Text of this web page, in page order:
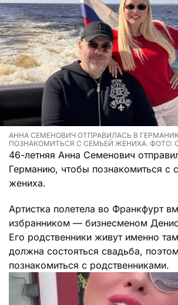
АННА СЕМЕНОВИЧ ОТПРАВИЛАСЬ В
ПОЗНАКОМИТЬСЯ С СЕМЬЕЙ ЖЕНИХА. ФОТО:
46-летняя Анна Семенович
Германию, чтобы познакомиться с
жениха.
Артистка полетела во Франкфурт
избранником — бизнесменом
Его родственники живут именно
должна состояться свадьба,
познакомиться с родственниками.